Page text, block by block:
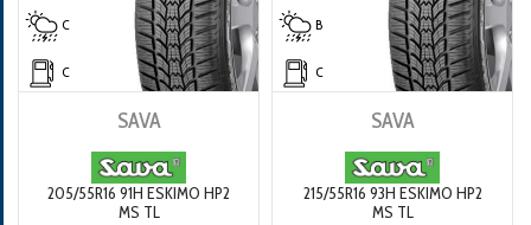
C
C
SAVA
205/55R16 91H ESKIMO HP2
MS TL
B
C
SAVA
215/55R16 93H ESKIMO HP2
MS TL